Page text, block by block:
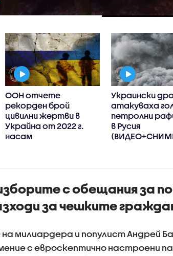
ООН отчете
рекорден брой
цивилни жертви в
Украйна от 2022 г.
насам
Украински
атакуваха
петролни
в Русия
с обещания за
за чешките
милиардера и популист Андрей
с евроскептично настроени